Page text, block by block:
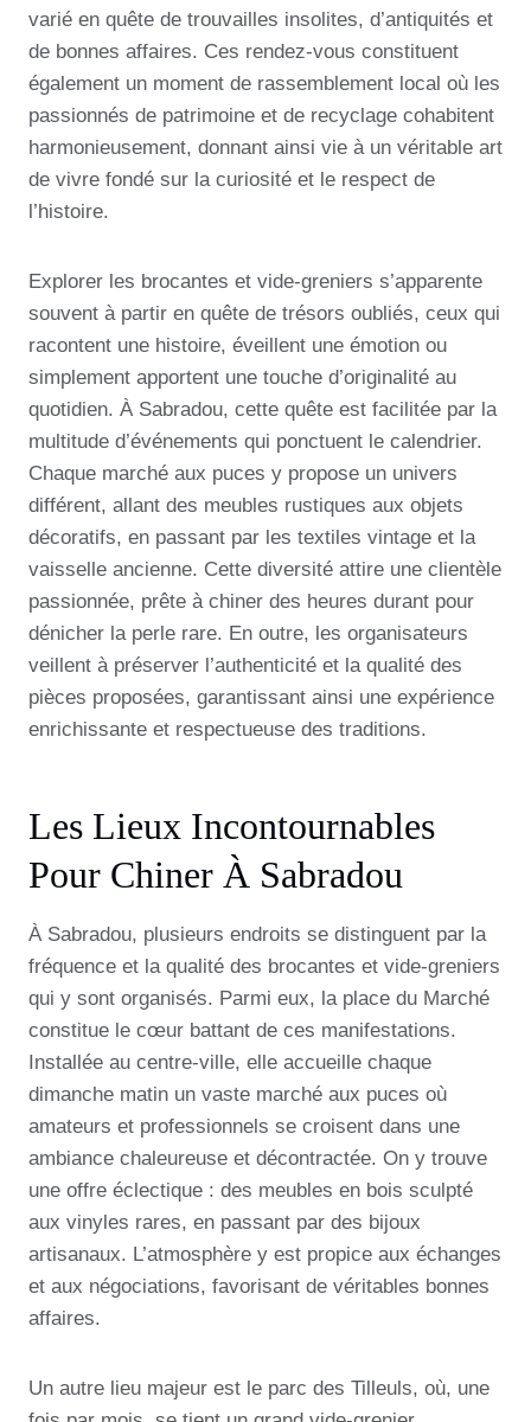
varié en quête de trouvailles insolites, d’antiquités et
de bonnes affaires. Ces rendez-vous constituent
également un moment de rassemblement local où les
passionnés de patrimoine et de recyclage cohabitent
harmonieusement, donnant ainsi vie à un véritable art
de vivre fondé sur la curiosité et le respect de
l’histoire.
Explorer les brocantes et vide-greniers s’apparente
souvent à partir en quête de trésors oubliés, ceux qui
racontent une histoire, éveillent une émotion ou
simplement apportent une touche d’originalité au
quotidien. À Sabradou, cette quête est facilitée par la
multitude d’événements qui ponctuent le calendrier.
Chaque marché aux puces y propose un univers
différent, allant des meubles rustiques aux objets
décoratifs, en passant par les textiles vintage et la
vaisselle ancienne. Cette diversité attire une clientèle
passionnée, prête à chiner des heures durant pour
dénicher la perle rare. En outre, les organisateurs
veillent à préserver l’authenticité et la qualité des
pièces proposées, garantissant ainsi une expérience
enrichissante et respectueuse des traditions.
Les Lieux Incontournables
Pour Chiner À Sabradou
À Sabradou, plusieurs endroits se distinguent par la
fréquence et la qualité des brocantes et vide-greniers
qui y sont organisés. Parmi eux, la place du Marché
constitue le cœur battant de ces manifestations.
Installée au centre-ville, elle accueille chaque
dimanche matin un vaste marché aux puces où
amateurs et professionnels se croisent dans une
ambiance chaleureuse et décontractée. On y trouve
une offre éclectique : des meubles en bois sculpté
aux vinyles rares, en passant par des bijoux
artisanaux. L’atmosphère y est propice aux échanges
et aux négociations, favorisant de véritables bonnes
affaires.
Un autre lieu majeur est le parc des Tilleuls, où, une